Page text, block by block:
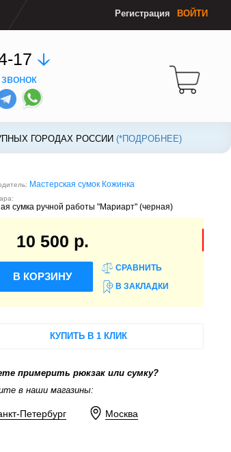
Регистрация ВОЙТИ
17
ГОРОДАХ РОССИИ (*ПОДРОБНЕЕ)
ГОРОДАХ РОССИИ (*ПОДРОБНЕЕ)
Мастерская сумок Кожинка
сумка ручной работы "Мариарт" (черная)
10 500 р.
В КОРЗИНУ
СРАВНИТЬ
В ЗАКЛАДКИ
КУПИТЬ В 1 КЛИК
примерить рюкзак или сумку?
в наши магазины:
Петербург Москва